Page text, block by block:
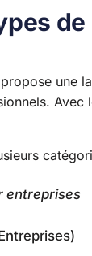
une
Avec
entreprises